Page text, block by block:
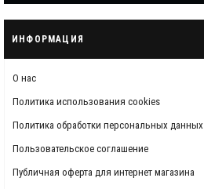
ИНФОРМАЦИЯ
О нас
Политика использования cookies
Политика обработки персональных данных
Пользовательское соглашение
Публичная оферта для интернет магазина